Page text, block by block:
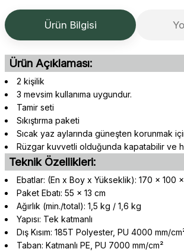
Ürün Bilgisi
Ürün Açıklaması:
2 kişilik
3 mevsim kullanıma uygundur.
Tamir seti
Sıkıştırma paketi
Sıcak yaz aylarında güneşten korunmak
Rüzgar kuvvetli olduğunda kapatabilir ve
Teknik Özellikleri:
Ebatlar: (En x Boy x Yükseklik): 170 x 100 x
Paket Ebatı: 55 x 13 cm
Ağırlık (min./total): 1,5 kg / 1,6 kg
Yapısı: Tek katmanlı
Dış Kısım: 185T Polyester, PU 4000 mm/
Taban: Katmanlı PE, PU 7000 mm/cm²